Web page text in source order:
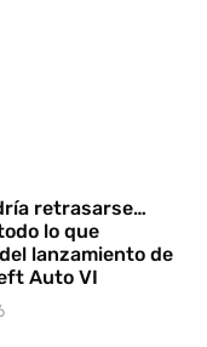
retrasarse…
lo que
lanzamiento de
Auto VI